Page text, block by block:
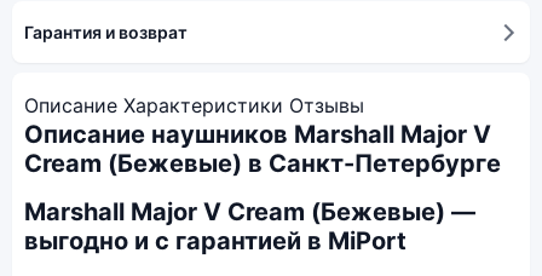
Гарантия и возврат
Описание Характеристики Отзывы
Описание наушников Marshall Major V
Cream (Бежевые) в Санкт-Петербурге
Marshall Major V Cream (Бежевые) —
выгодно и с гарантией в MiPort